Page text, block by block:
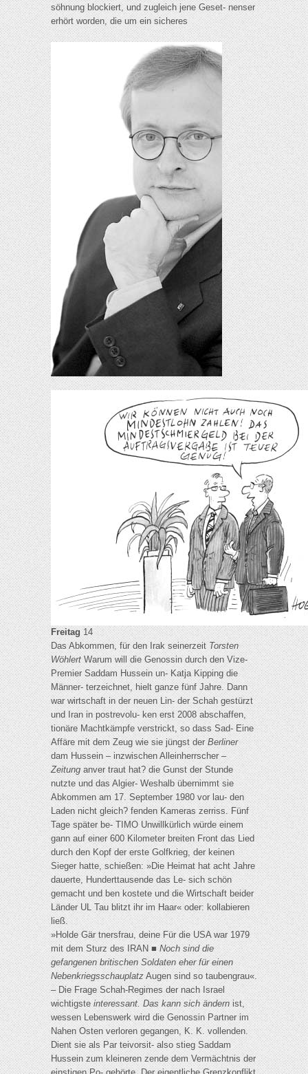
söhnung blockiert, und zugleich jene Geset- nenser
erhört worden, die um ein sicheres
Freitag14
Das Abkommen, für den Irak seinerzeit Torsten
WöhlertWarum will die Genossin durch den Vize-
Premier Saddam Hussein un- Katja Kipping die
Männer- terzeichnet, hielt ganze fünf Jahre. Dann
war wirtschaft in der neuen Lin- der Schah gestürzt
und Iran in postrevolu- ken erst 2008 abschaffen,
tionäre Machtkämpfe verstrickt, so dass Sad- Eine
Affäre mit dem Zeug wie sie jüngst derBerliner
dam Hussein – inzwischen Alleinherrscher –
Zeitunganver traut hat? die Gunst der Stunde
nutzte und das Algier- Weshalb übernimmt sie
Abkommen am 17. September 1980 vor lau- den
Laden nicht gleich? fenden Kameras zerriss. Fünf
Tage später be- TIMO Unwillkürlich würde einem
gann auf einer 600 Kilometer breiten Front das Lied
durch den Kopf der erste Golfkrieg, der keinen
Sieger hatte, schießen: »Die Heimat hat acht Jahre
dauerte, Hunderttausende das Le- sich schön
gemacht und ben kostete und die Wirtschaft beider
Länder UL Tau blitzt ihr im Haar« oder: kollabieren
ließ.
»Holde Gär tnersfrau, deine Für die USA war 1979
mit dem Sturz des IRAN ■Noch sind die
gefangenen britischen Soldaten eher für einen
NebenkriegsschauplatzAugen sind so taubengrau«.
– Die Frage Schah-Regimes der nach Israel
wichtigsteinteressant. Das kann sich ändernist,
wessen Lebenswerk wird die Genossin Partner im
Nahen Osten verloren gegangen, K. K. vollenden.
Dient sie als Par teivorsit- also stieg Saddam
Hussein zum kleineren zende dem Vermächtnis der